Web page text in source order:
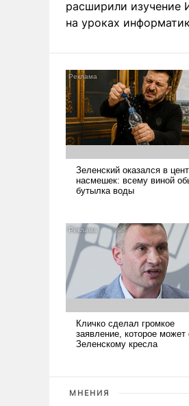
расширили изучение
на уроках
МНЕНИЯ